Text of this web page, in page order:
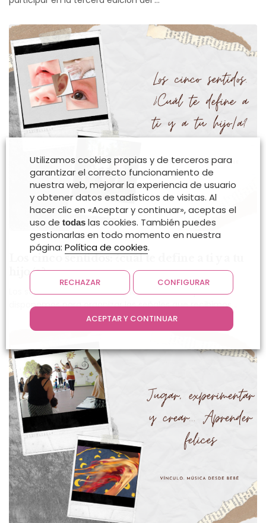
Los cinco sentidos: ¿cuál te define a ti y a tu
hijo/a?
Los sentidos son el medio fundamental del que
disponemos para organizar las señales que recibimos…
Utilizamos cookies propias y de terceros para
garantizar el correcto funcionamiento de
nuestra web, mejorar la experiencia de usuario
y obtener datos estadísticos de visitas. Al
hacer clic en «Aceptar y continuar», aceptas el
uso de todas las cookies. También puedes
gestionarlas en todo momento en nuestra
página: Política de cookies.
RECHAZAR CONFIGURAR
ACEPTAR Y CONTINUAR